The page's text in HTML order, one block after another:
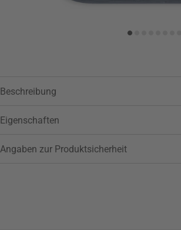
Beschreibung
Eigenschaften
Angaben zur Produktsicherheit